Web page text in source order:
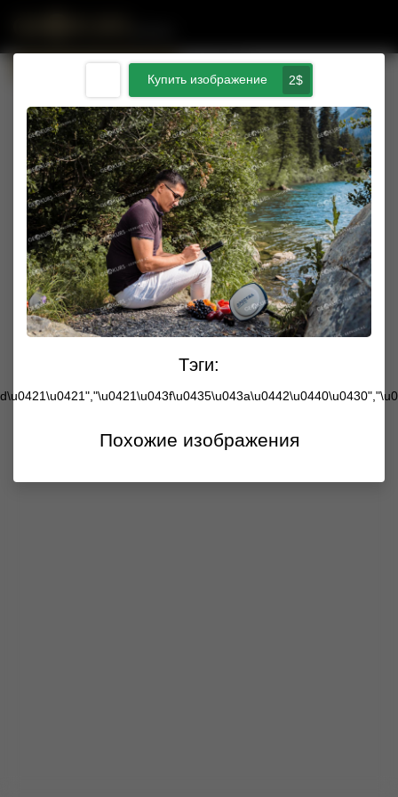
Купим ваши фото с Trimble
Купить изображение 2$
Тэги:
Похожие изображения
Публичная оферта
Введите сумму пополнения $